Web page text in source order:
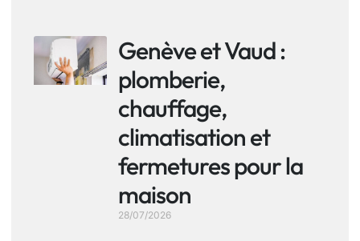
Genève et Vaud :
plomberie,
chauffage,
climatisation et
fermetures pour la
maison
28/07/2026